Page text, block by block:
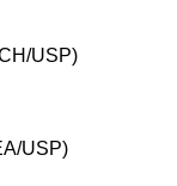
USP)
USP)